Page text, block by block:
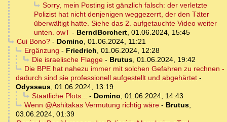
Sorry, mein Posting ist gänzlich falsch: der verletzte
Polizist hat nicht denjenigen weggezerrt, der den Täter
überwältigt hatte. Siehe das 2. aufgetauchte Video weiter
unten. owT - BerndBorchert, 01.06.2024, 15:45
Cui Bono?- Domino, 01.06.2024, 11:21
Ergänzung - Friedrich, 01.06.2024, 12:28
Die israelische Flagge- Brutus, 01.06.2024, 19:42
Die BPE hat nahezu immer mit solchen Gefahren zu rechnen -
dadurch sind sie professionell aufgestellt und abgehärtet -
Odysseus, 01.06.2024, 13:19
Staatliche Plots... - Domino, 01.06.2024, 14:43
Wenn @Ashitakas Vermutung richtig wäre- Brutus,
03.06.2024, 01:39